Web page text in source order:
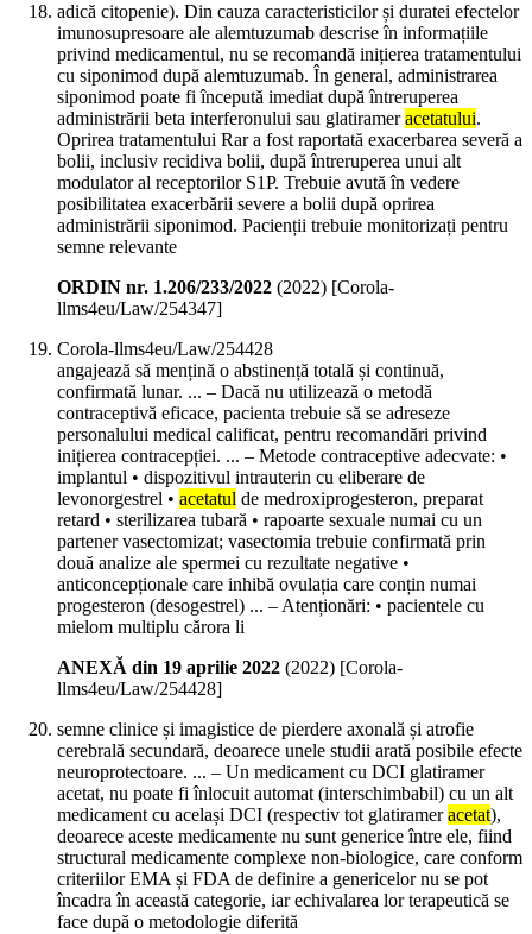
adică citopenie). Din cauza caracteristicilor și duratei efectelor
imunosupresoare ale alemtuzumab descrise în informațiile
privind medicamentul, nu se recomandă inițierea tratamentului
cu siponimod după alemtuzumab. În general, administrarea
siponimod poate fi începută imediat după întreruperea
administrării beta interferonului sau glatirameracetatului.
Oprirea tratamentului Rar a fost raportată exacerbarea severă a
bolii, inclusiv recidiva bolii, după întreruperea unui alt
modulator al receptorilor S1P. Trebuie avută în vedere
posibilitatea exacerbării severe a bolii după oprirea
administrării siponimod. Pacienții trebuie monitorizați pentru
semne relevante
ORDIN nr. 1.206/233/2022 (2022) [Corola-
llms4eu/Law/254347]
Corola-llms4eu/Law/254428
angajează să mențină o abstinență totală și continuă,
confirmată lunar. ... – Dacă nu utilizează o metodă
contraceptivă eficace, pacienta trebuie să se adreseze
personalului medical calificat, pentru recomandări privind
inițierea contracepției. ... – Metode contraceptive adecvate: •
implantul • dispozitivul intrauterin cu eliberare de
levonorgestrel • acetatul de medroxiprogesteron, preparat
retard • sterilizarea tubară • rapoarte sexuale numai cu un
partener vasectomizat; vasectomia trebuie confirmată prin
două analize ale spermei cu rezultate negative •
anticoncepționale care inhibă ovulația care conțin numai
progesteron (desogestrel) ... – Atenționări: • pacientele cu
mielom multiplu cărora li
ANEXĂ din 19 aprilie 2022 (2022) [Corola-
llms4eu/Law/254428]
semne clinice și imagistice de pierdere axonală și atrofie
cerebrală secundară, deoarece unele studii arată posibile efecte
neuroprotectoare. ... – Un medicament cu DCI glatiramer
acetat, nu poate fi înlocuit automat (interschimbabil) cu un alt
medicament cu același DCI (respectiv tot glatirameracetat),
deoarece aceste medicamente nu sunt generice între ele, fiind
structural medicamente complexe non-biologice, care conform
criteriilor EMA și FDA de definire a genericelor nu se pot
încadra în această categorie, iar echivalarea lor terapeutică se
face după o metodologie diferită